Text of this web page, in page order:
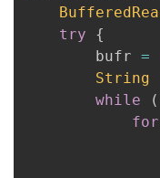
try
{
        bufr
=
String
while
(
for